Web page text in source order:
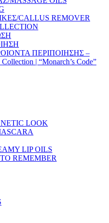
CALLUS REMOVER
ΠΕΡΙΠΟΙΗΣΗΣ –
| “Monarch’s Code”
LOOK
LIP OILS
REMEMBER